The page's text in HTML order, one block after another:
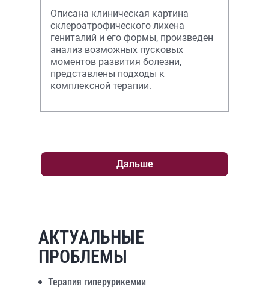
Описана клиническая картина
склероатрофического лихена
гениталий и его формы, произведен
анализ возможных пусковых
моментов развития болезни,
представлены подходы к
комплексной терапии.
Дальше
АКТУАЛЬНЫЕ
ПРОБЛЕМЫ
Терапия гиперурикемии